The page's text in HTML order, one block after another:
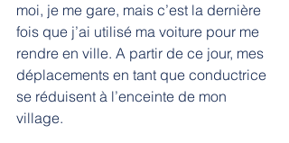
moi, je me gare, mais c’est la dernière
fois que j’ai utilisé ma voiture pour me
rendre en ville. A partir de ce jour, mes
déplacements en tant que conductrice
se réduisent à l’enceinte de mon
village.